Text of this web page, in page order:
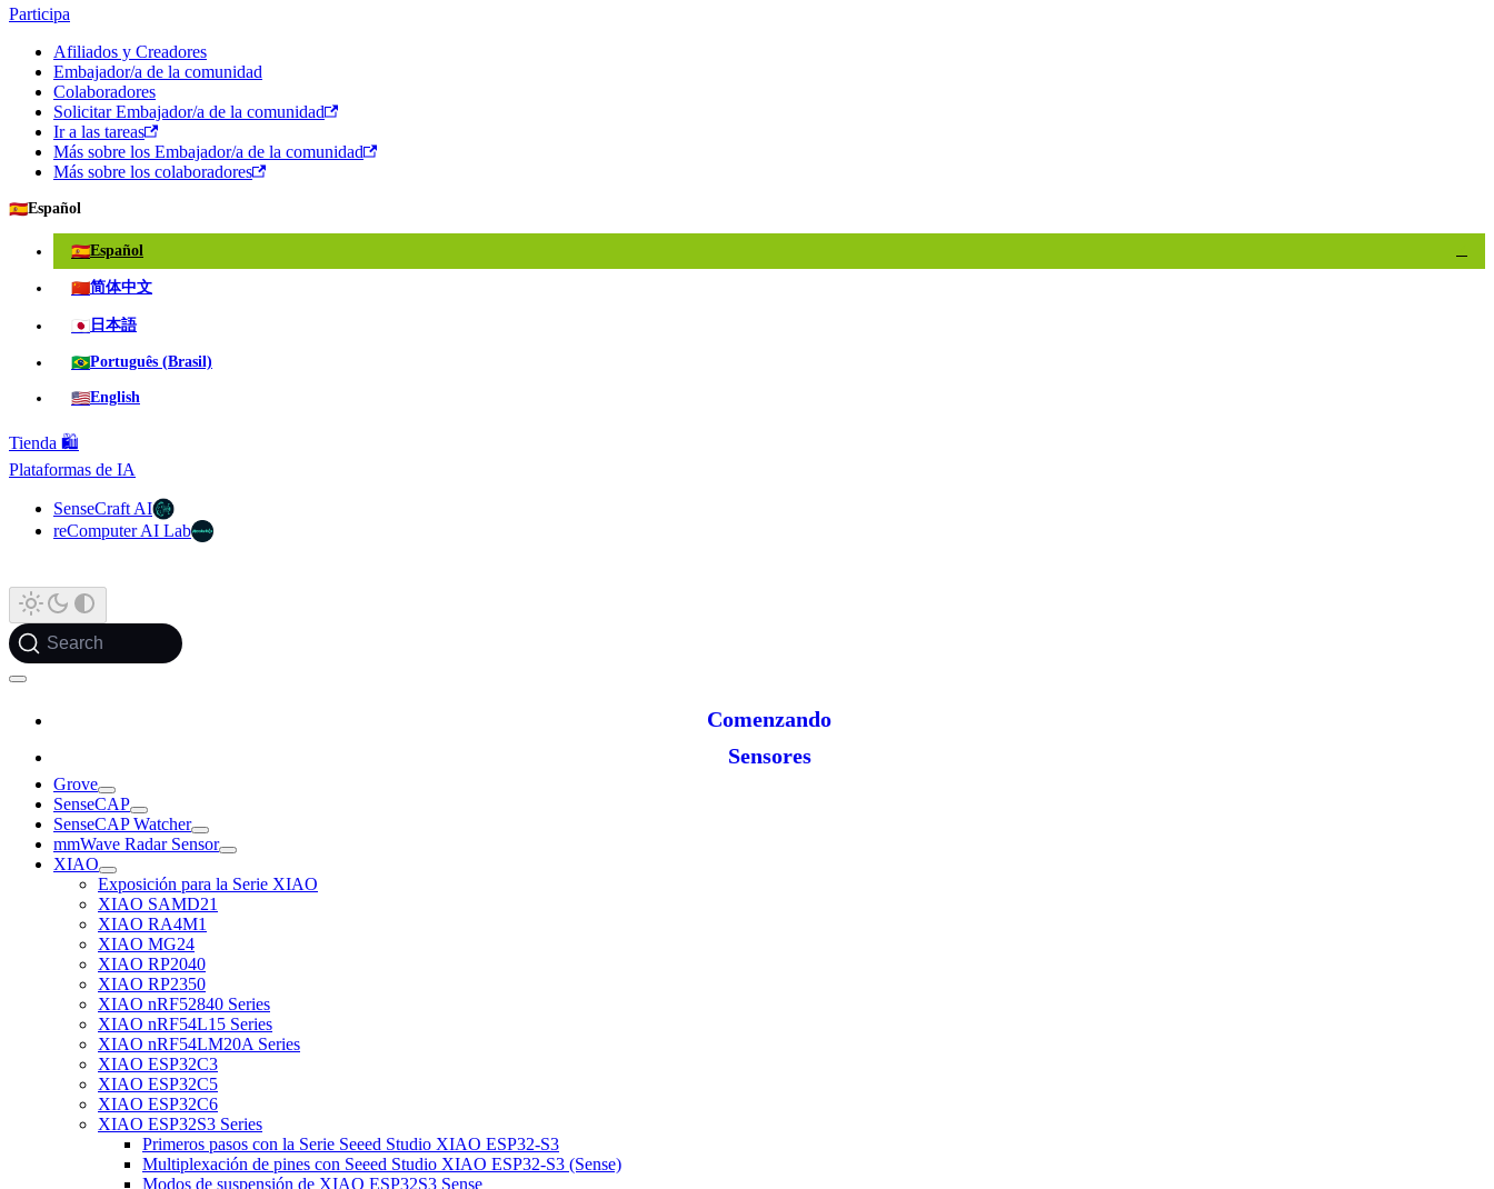
Participa
Afiliados y Creadores
Embajador/a de la comunidad
Colaboradores
Solicitar Embajador/a de la comunidad
Ir a las tareas
Más sobre los Embajador/a de la comunidad
Más sobre los colaboradores
🇪🇸Español
🇪🇸Español
🇨🇳简体中文
🇯🇵 日本語
🇧🇷Português (Brasil)
🇺🇸English
Tienda 🛍️
Plataformas de IA
SenseCraft AI
reComputer AI Lab
Search
Comenzando
Sensores
Grove
SenseCAP
SenseCAP Watcher
mmWave Radar Sensor
XIAO
Exposición para la Serie XIAO
XIAO SAMD21
XIAO RA4M1
XIAO MG24
XIAO RP2040
XIAO RP2350
XIAO nRF52840 Series
XIAO nRF54L15 Series
XIAO nRF54LM20A Series
XIAO ESP32C3
XIAO ESP32C5
XIAO ESP32C6
XIAO ESP32S3 Series
Primeros pasos con la Serie Seeed Studio XIAO ESP32-S3
Multiplexación de pines con Seeed Studio XIAO ESP32-S3 (Sense)
Modos de suspensión de XIAO ESP32S3 Sense